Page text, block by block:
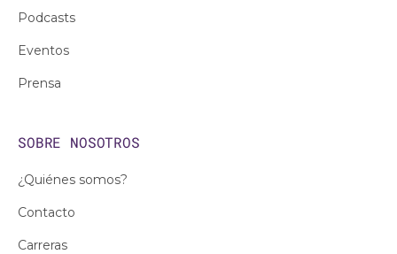
Podcasts
Eventos
Prensa
SOBRE NOSOTROS
¿Quiénes somos?
Contacto
Carreras